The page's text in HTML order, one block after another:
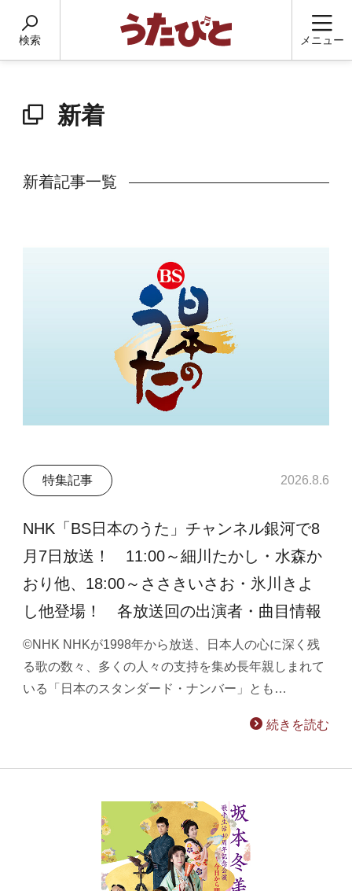
検索 メニュー
新着
新着記事一覧
特集記事 2026.8.6
NHK「BS日本のうた」チャンネル銀河で8
月7日放送！ 11:00～細川たかし・水森か
おり他、18:00～ささきいさお・氷川きよ
し他登場！ 各放送回の出演者・曲目情報
©NHK NHKが1998年から放送、日本人の心に深く残
る歌の数々、多くの人々の支持を集め長年親しまれて
いる「日本のスタンダード・ナンバー」とも…
続きを読む